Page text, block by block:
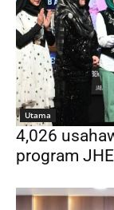
Utama
4,026
program